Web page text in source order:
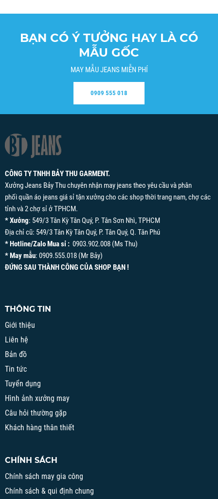
BẠN CÓ Ý TƯỞNG HAY LÀ CÓ
MẪU GỐC
MAY MẪU JEANS MIỄN PHÍ
0909 555 018
CÔNG TY TNHH BẢY THU GARMENT.
Xưởng Jeans Bảy Thu chuyên nhận may jeans theo yêu cầu và phân
phối quần áo jeans giá sỉ tận xưởng cho các shop thời trang nam, chợ các
tỉnh và 2 chợ sỉ ở TPHCM.
* Xưởng: 549/3 Tân Kỳ Tân Quý, P. Tân Sơn Nhì, TPHCM
Địa chỉ cũ: 549/3 Tân Kỳ Tân Quý, P. Tân Quý, Q. Tân Phú
* Hotline/Zalo Mua sỉ : 0903.902.008 (Ms Thu)
* May mẫu: 0909.555.018 (Mr Bảy)
ĐỨNG SAU THÀNH CÔNG CỦA SHOP BẠN !
THÔNG TIN
Giới thiệu
Liên hệ
Bản đồ
Tin tức
Tuyển dụng
Hình ảnh xưởng may
Câu hỏi thường gặp
Khách hàng thân thiết
CHÍNH SÁCH
Chính sách may gia công
Chính sách & qui định chung